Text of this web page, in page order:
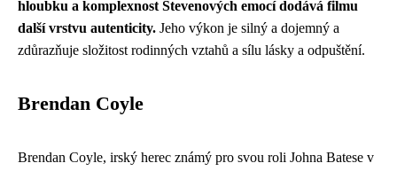
hloubku a komplexnost Stevenových emocí dodává filmu
další vrstvu autenticity. Jeho výkon je silný a dojemný a
zdůrazňuje složitost rodinných vztahů a sílu lásky a odpuštění.
Brendan Coyle
Brendan Coyle, irský herec známý pro svou roli Johna Batese v